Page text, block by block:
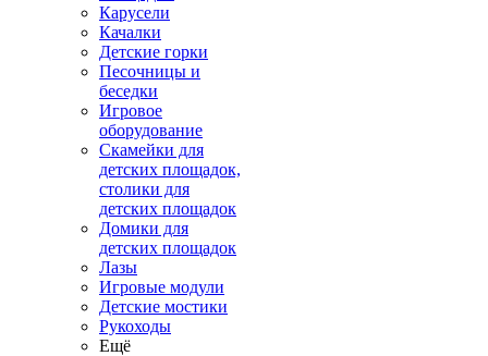
Карусели
Качалки
Детские горки
Песочницы и
беседки
Игровое
оборудование
Скамейки для
детских площадок,
столики для
детских площадок
Домики для
детских площадок
Лазы
Игровые модули
Детские мостики
Рукоходы
Ещё